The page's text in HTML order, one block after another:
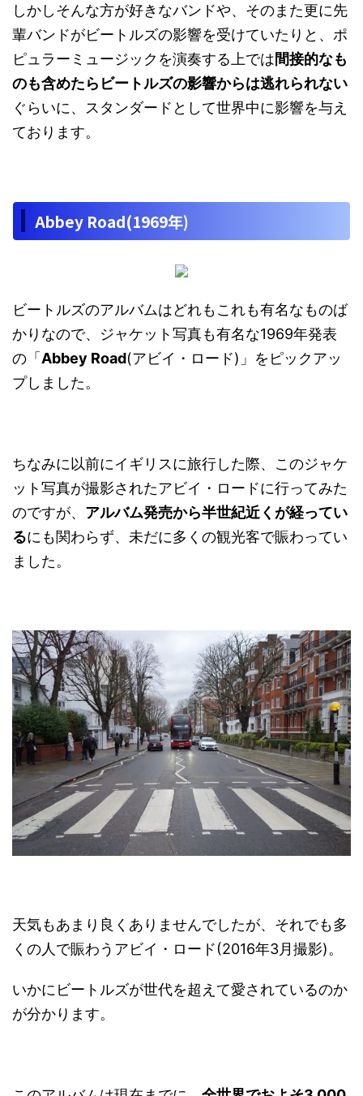
しかしそんな方が好きなバンドや、そのまた更に先
輩バンドがビートルズの影響を受けていたりと、ポ
ピュラーミュージックを演奏する上では間接的なも
のも含めたらビートルズの影響からは逃れられない
ぐらいに、スタンダードとして世界中に影響を与え
ております。
Abbey Road(1969年)
ビートルズのアルバムはどれもこれも有名なものば
かりなので、ジャケット写真も有名な1969年発表
の「Abbey Road(アビイ・ロード)」をピックアッ
プしました。
ちなみに以前にイギリスに旅行した際、このジャケ
ット写真が撮影されたアビイ・ロードに行ってみた
のですが、 アルバム発売から半世紀近くが経ってい
るにも関わらず、未だに多くの観光客で賑わってい
ました。
天気もあまり良くありませんでしたが、それでも多
くの人で賑わうアビイ・ロード(2016年3月撮影)。
いかにビートルズが世代を超えて愛されているのか
が分かります。